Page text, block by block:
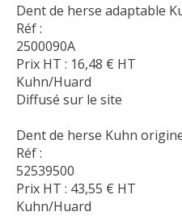
Dent de herse adaptable
Réf :
2500090A
Prix HT : 16,48 € HT
Kuhn/Huard
Diffusé sur le site
Dent de herse Kuhn
Réf :
52539500
Prix HT : 43,55 € HT
Kuhn/Huard